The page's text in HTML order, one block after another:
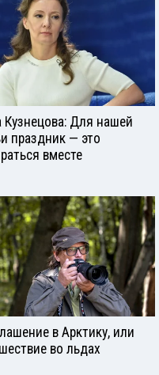
Кузнецова: Для нашей
праздник — это
вместе
в Арктику, или
во льдах